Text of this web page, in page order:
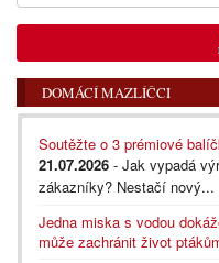
DOMÁCÍ MAZLÍČCI
Soutěžte o 3 prémiové
21.07.2026 - Jak vypadá
zákazníky? Nestačí nový...
Jedna miska s vodou
může zachránit život